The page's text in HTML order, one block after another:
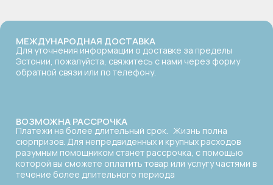
МЕЖДУНАРОДНАЯ ДОСТАВКА
Для уточнения информации о доставке за пределы
Эстонии, пожалуйста, свяжитесь с нами через форму
обратной связи или по телефону.
ВОЗМОЖНА РАССРОЧКА
Платежи на более длительный срок. Жизнь полна
сюрпризов. Для непредвиденных и крупных расходов
разумным помощником станет рассрочка, с помощью
которой вы сможете оплатить товар или услугу частями в
течение более длительного периода
Отправить